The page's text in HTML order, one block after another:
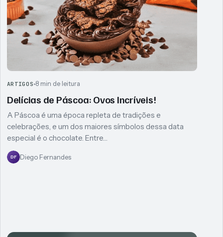
ARTIGOS 8 min de leitura
Delícias de Páscoa: Ovos Incríveis!
A Páscoa é uma época repleta de tradições e
celebrações, e um dos maiores símbolos dessa data
especial é o chocolate. Entre…
DF Diego Fernandes